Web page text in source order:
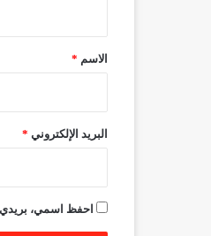
*الاسم *
البريد الإلكتروني *
احفظ اسمي، بريدي